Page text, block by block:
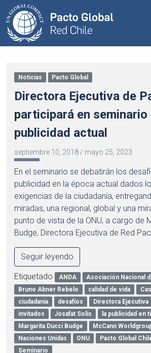
Noticias Pacto Global
Directora Ejecutiva de
participará en seminario
publicidad actual
septiembre 10, 2018 / mayo 25, 2023
En el seminario se debatirán los
publicidad en la época actual dados
exigencias de la ciudadanía,
miradas, una regional, global y una
punto de vista de la ONU, a cargo de
Budge, Directora Ejecutiva de Red
Seguir leyendo
Etiquetado ANDA
Asociación Nacional
Bruno Abner Rebelo
calidad de vida
ciudadanía
desafíos Directora Ejecutiva
invitados
Josafat Solis
la publicidad en
Margarita Ducci Budge
McCann
Naciones Unidas
ONU Pacto Global
Seminario